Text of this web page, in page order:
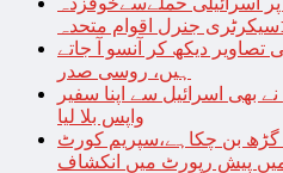
جنرل اقوام متحدہ
دیکھ کر آنسو آ جاتے
ہیں، روسی صدر
نے بھی اسرائیل سے اپنا سفیر
واپس بلا لیا
گڑھ بن چکاہے،سپریم کورٹ
پیش رپورٹ میں انکشاف